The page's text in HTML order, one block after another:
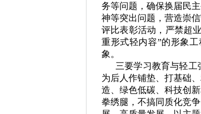
务等问题，确保换届民
神等突出问题，营造崇
评比表彰活动，严禁超
重形式轻内容”的形象
象。
三要学习教育与轻
为后人作铺垫、打基础
造、绿色低碳、科技创
拳绣腿，不搞同质化竞